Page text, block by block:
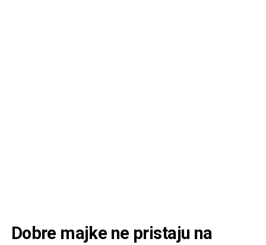
Dobre majke ne pristaju na